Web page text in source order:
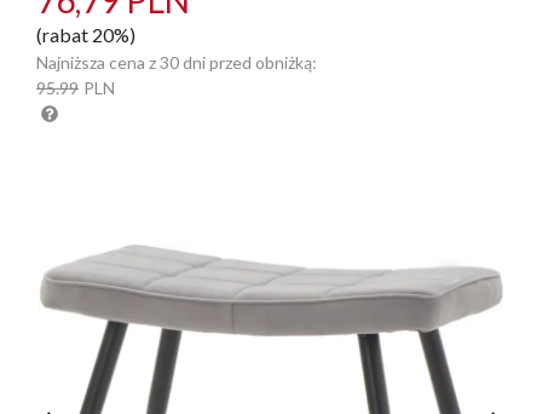
(rabat 20%)
Najniższa cena z 30 dni przed obniżką:
95.99 PLN